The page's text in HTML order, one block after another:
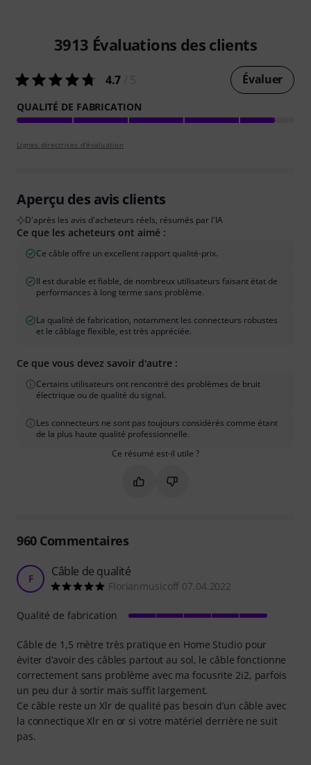
3913 Évaluations des clients
4.7 Évaluer
QUALITÉ DE FABRICATION
Lignes directrices d'évaluation
Aperçu des avis clients
D'après les avis d'acheteurs réels, résumés par l'IA
Ce que les acheteurs ont aimé :
Ce câble offre un excellent rapport qualité-prix.
Il est durable et fiable, de nombreux utilisateurs faisant état de
performances à long terme sans problème.
La qualité de fabrication, notamment les connecteurs robustes
et le câblage flexible, est très appréciée.
Ce que vous devez savoir d'autre :
Certains utilisateurs ont rencontré des problèmes de bruit
électrique ou de qualité du signal.
Les connecteurs ne sont pas toujours considérés comme étant
de la plus haute qualité professionnelle.
Ce résumé est-il utile ?
Marquer ce résumé comme utile
Marquer ce résumé comme
960Commentaires
F Câble de qualité
Florianmusicoff 07.04.2022
Câble de 1,5 mètre très pratique en Home Studio pour
éviter d’avoir des câbles partout au sol, le câble fonctionne
correctement sans problème avec ma focusrite 2i2, parfois
un peu dur à sortir mais suffit largement.
Ce câble reste un Xlr de qualité pas besoin d’un câble avec
la connectique Xlr en or si votre matériel derrière ne suit
pas.
Qualité de fabrication